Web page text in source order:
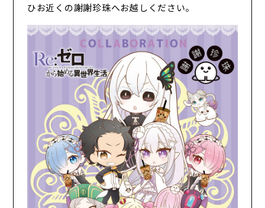
ひお近くの謝謝珍珠へお越しください。